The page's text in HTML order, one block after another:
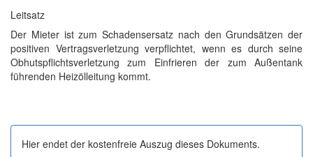
Leitsatz
Der Mieter ist zum Schadensersatz nach den Grundsätzen der
positiven Vertragsverletzung verpflichtet, wenn es durch seine
Obhutspflichtsverletzung zum Einfrieren der zum Außentank
führenden Heizölleitung kommt.
Hier endet der kostenfreie Auszug dieses Dokuments.